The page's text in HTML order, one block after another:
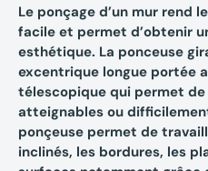
Le ponçage d’un mur rend
facile et permet d’obtenir
esthétique. La ponceuse
excentrique longue portée
télescopique qui permet
atteignables ou
ponçeuse permet de
inclinés, les bordures, les